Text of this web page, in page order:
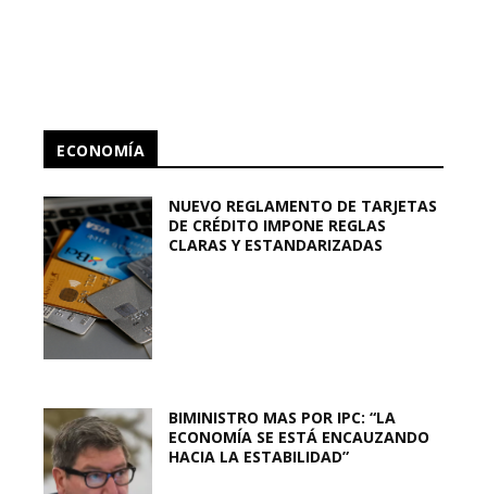
ECONOMÍA
NUEVO REGLAMENTO DE TARJETAS
DE CRÉDITO IMPONE REGLAS
CLARAS Y ESTANDARIZADAS
BIMINISTRO MAS POR IPC: “LA
ECONOMÍA SE ESTÁ ENCAUZANDO
HACIA LA ESTABILIDAD”